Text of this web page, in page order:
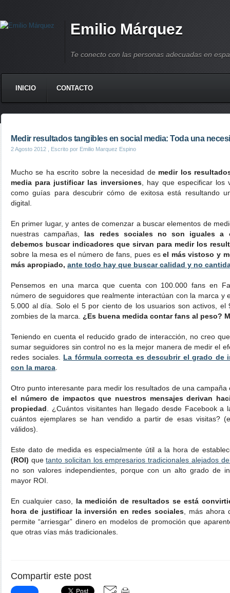
Emilio Márquez
Te conecto con las personas adecuadas en
INICIO CONTACTO
Medir resultados tangibles en social media: Toda una
2 Agosto 2012 , Escrito por Emilio Marquez Espino
Mucho se ha escrito sobre la necesidad de medir los
media para justificar las inversiones , hay que especificar los
como guías para descubrir cómo de exitosa está resultando
digital.
En primer lugar, y antes de comenzar a buscar elementos de
nuestras campañas,
las redes sociales no son iguales a
debemos buscar indicadores que sirvan para medir los
sobre la mesa es el número de fans, pues esel más vistoso y
más apropiado, ante todo hay que buscar calidad y no
Pensemos en una marca que cuenta con 100.000 fans en
número de seguidores que realmente interactúan con la marca y
5.000 al día. Solo el 5 por ciento de los usuarios son activos, el
zombies de la marca. ¿Es buena medida contar fans al peso?
Teniendo en cuenta el reducido grado de interacción, no creo
sumar seguidores sin control no es la mejor manera de medir el
redes sociales. La fórmula correcta es descubrir el grado de
con la marca
Otro punto interesante para medir los resultados de una
el número de impactos que nuestros mensajes derivan
propiedad . ¿Cuántos visitantes han llegado desde Facebook
cuántos ejemplares se han vendido a partir de esas visitas?
válidos).
Este dato de medida es especialmente útil a la hora de
(ROI) quetanto solicitan los empresarios tradicionales alejados
no son valores independientes, porque con un alto grado de
mayor ROI.
En cualquier caso, la medición de resultados se está
hora de justificar la inversión en redes sociales , más ahora
permite “arriesgar” dinero en modelos de promoción que
que otras vías más tradicionales.
Compartir este post